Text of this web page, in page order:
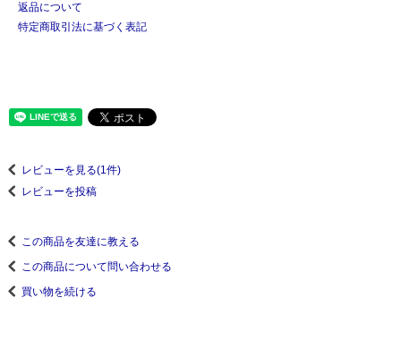
返品について
特定商取引法に基づく表記
レビューを見る(1件)
レビューを投稿
この商品を友達に教える
この商品について問い合わせる
買い物を続ける